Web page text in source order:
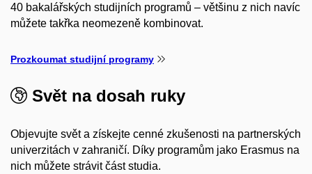
40 bakalářských studijních programů – většinu z nich navíc
můžete takřka neomezeně kombinovat.
Prozkoumat studijní programy
Svět na dosah ruky
Objevujte svět a získejte cenné zkušenosti na partnerských
univerzitách v zahraničí. Díky programům jako Erasmus na
nich můžete strávit část studia.